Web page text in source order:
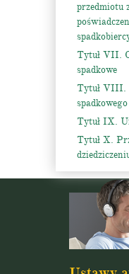
przedmiotu
Tytuł VII.
spadkowe
Tytuł VIII.
Tytuł IX.
Tytuł X.